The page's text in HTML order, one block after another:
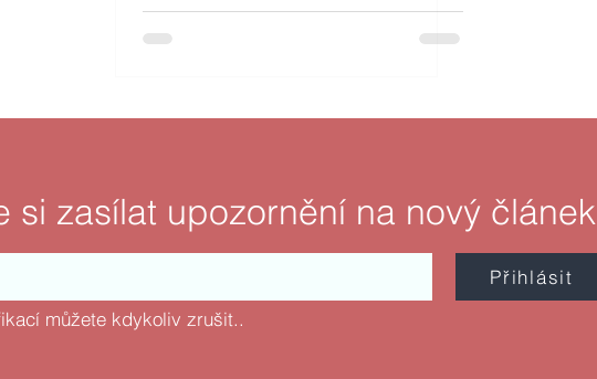
si zasílat upozornění na nový článek
Přihlásit
můžete kdykoliv zrušit..